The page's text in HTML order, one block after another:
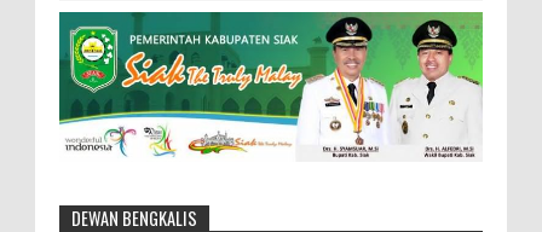
DEWAN BENGKALIS